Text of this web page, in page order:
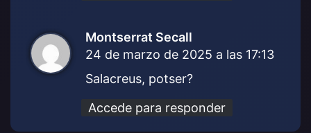
Montserrat Secall
i
:
24 de marzo de 2025 a las 17:13
Salacreus, potser?
Accede para responder